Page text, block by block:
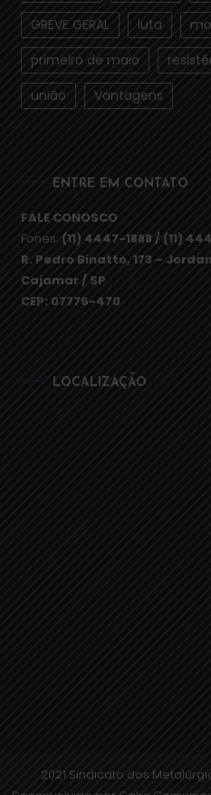
GREVE GERAL
luta
primeiro de maio
união
Vantagens
ENTRE EM CONTATO
FALE CONOSCO
Fones: (11) 4447-1888 / (11)
R. Pedro Binatto, 173 –
Cajamar / SP
CEP: 07776-470
LOCALIZAÇÃO
2021 Sindicato dos